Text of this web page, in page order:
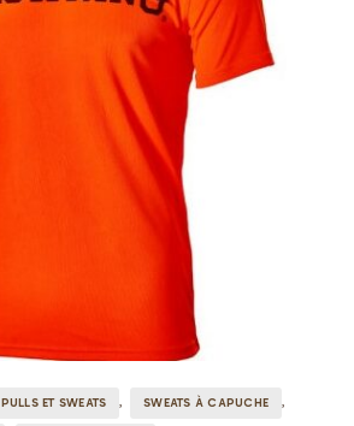
PULLS ET SWEATS SWEATS À CAPUCHE